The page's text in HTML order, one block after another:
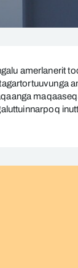
amerlanerit